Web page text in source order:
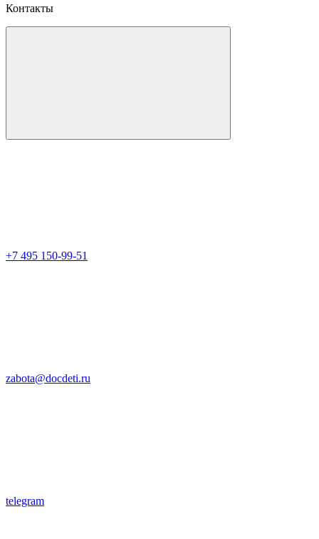
Контакты
+7 495 150-99-51
zabota@docdeti.ru
telegram